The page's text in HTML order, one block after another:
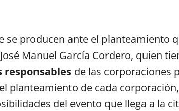
se producen ante el planteamiento
Manuel García Cordero, quien
responsables de las corporaciones
planteamiento de cada corporación,
del evento que llega a la